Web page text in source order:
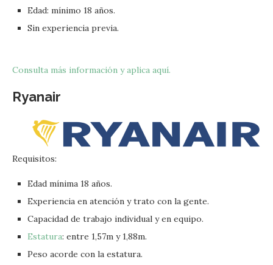
Edad: mínimo 18 años.
Sin experiencia previa.
Consulta más información y aplica aquí.
Ryanair
Requisitos:
Edad mínima 18 años.
Experiencia en atención y trato con la gente.
Capacidad de trabajo individual y en equipo.
Estatura: entre 1,57m y 1,88m.
Peso acorde con la estatura.